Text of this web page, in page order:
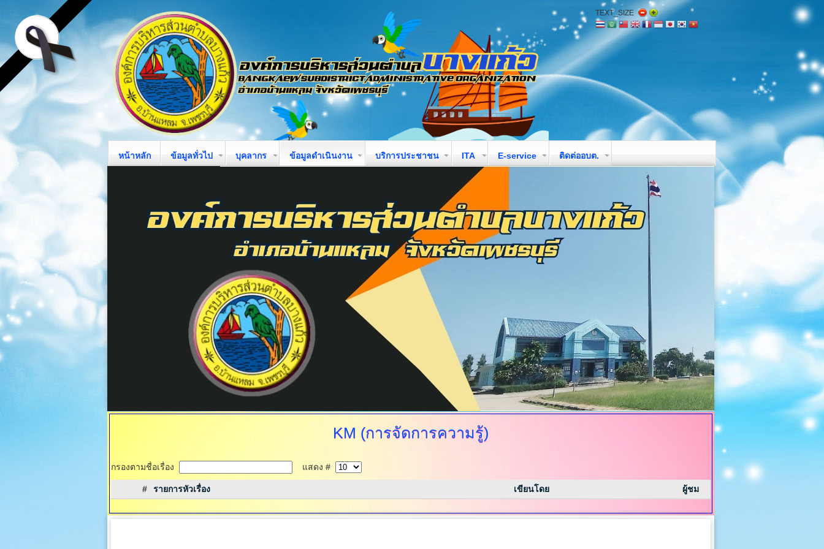
TEXT_SIZE
หน้าหลัก ข้อมูลทั่วไป บุคลากร ข้อมูลดำเนินงาน บริการประชาชน ITA E-service ติดต่ออบต.
KM (การจัดการความรู้)
กรองตามชื่อเรื่อง แสดง #
# รายการหัวเรื่อง เขียนโดย ผู้ชม